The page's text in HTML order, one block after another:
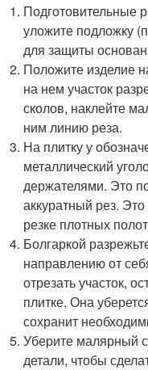
Подготовительные
уложите подложку
для защиты
Положите изделие
на нем участок
сколов, наклейте
ним линию реза.
На плитку у
металлический
держателями. Это
аккуратный рез.
резке плотных
Болгаркой
направлению от
отрезать участок,
плитке. Она
сохранит
Уберите малярный
детали, чтобы